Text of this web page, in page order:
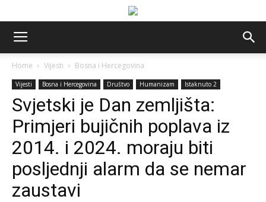
Home Vijesti Bosna i Hercegovina
Vijesti Bosna i Hercegovina Društvo Humanizam Istaknuto 2
Svjetski je Dan zemljišta:
Primjeri bujičnih poplava iz
2014. i 2024. moraju biti
posljednji alarm da se nemar
zaustavi